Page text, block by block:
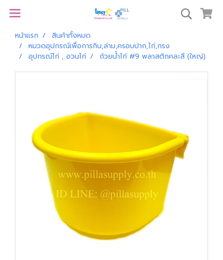
หน้าแรก
สินค้าทั้งหมด
หมวดอุปกรณ์เพื่อการกิน,ล่าม,ครอบปาก,ไก่,กรง
อุปกรณ์ไก่ , อวนไก่
ถ้วยน้ำไก่ #9 พลาสติกคละสี (ใหญ่)